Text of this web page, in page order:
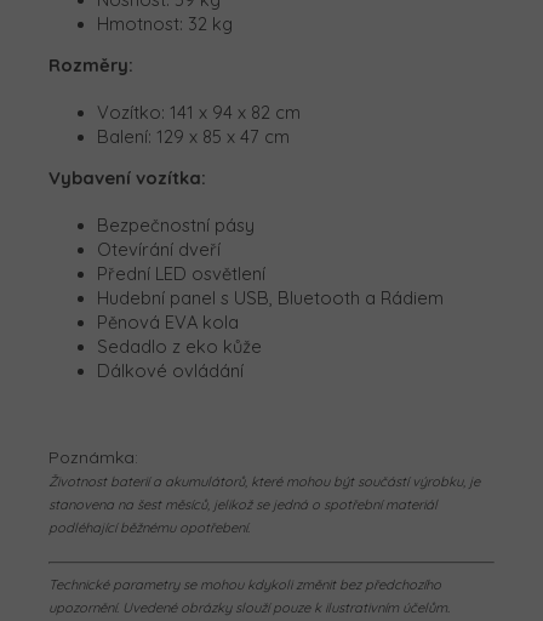
Hmotnost: 32 kg
Rozměry:
Vozítko: 141 x 94 x 82 cm
Balení: 129 x 85 x 47 cm
Vybavení vozítka:
Bezpečnostní pásy
Otevírání dveří
Přední LED osvětlení
Hudební panel s USB, Bluetooth a Rádiem
Pěnová EVA kola
Sedadlo z eko kůže
Dálkové ovládání
Poznámka:
Životnost baterií a akumulátorů, které mohou být součástí výrobku, je
stanovena na šest měsíců, jelikož se jedná o spotřební materiál
podléhající běžnému opotřebení.
Technické parametry se mohou kdykoli změnit bez předchozího
upozornění. Uvedené obrázky slouží pouze k ilustrativním účelům.